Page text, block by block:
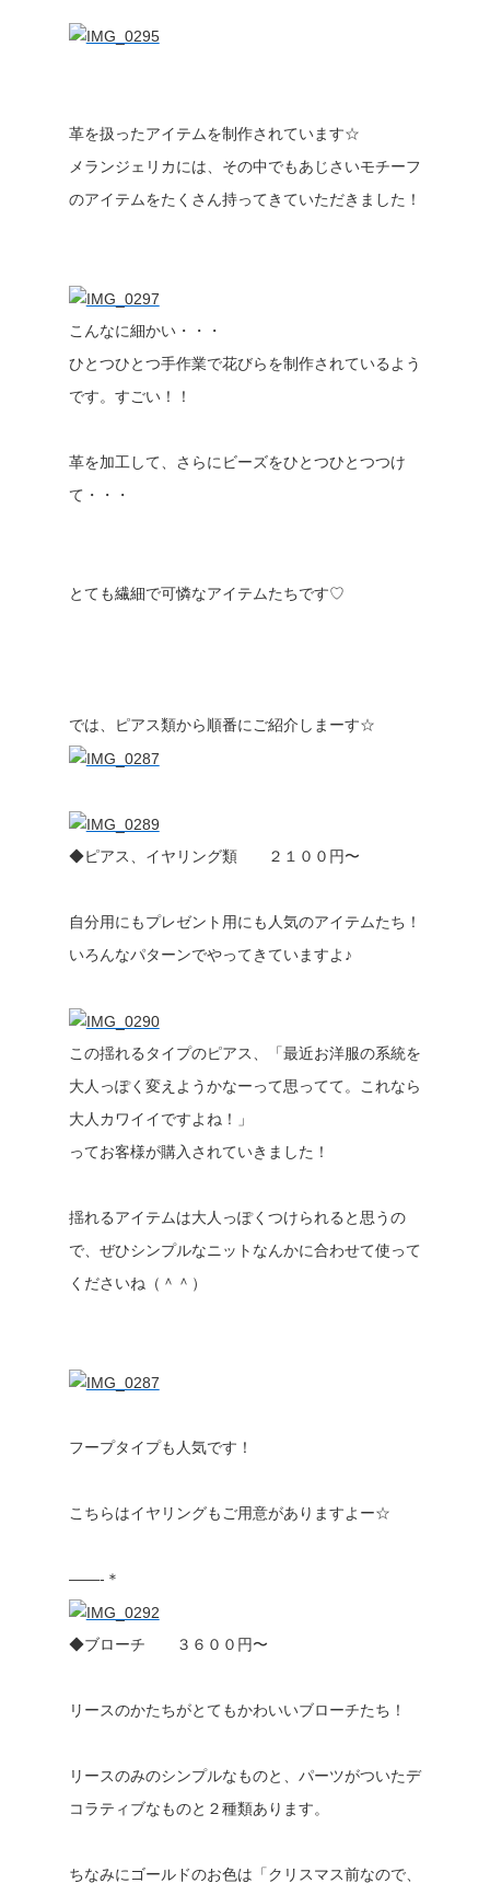
革を扱ったアイテムを制作されています☆
メランジェリカには、その中でもあじさいモチーフ
のアイテムをたくさん持ってきていただきました！
こんなに細かい・・・
ひとつひとつ手作業で花びらを制作されているよう
です。すごい！！
革を加工して、さらにビーズをひとつひとつつけ
て・・・
とても繊細で可憐なアイテムたちです♡
では、ピアス類から順番にご紹介しまーす☆
◆ピアス、イヤリング類 ２１００円〜
自分用にもプレゼント用にも人気のアイテムたち！
いろんなパターンでやってきていますよ♪
この揺れるタイプのピアス、「最近お洋服の系統を
大人っぽく変えようかなーって思ってて。これなら
大人カワイイですよね！」
ってお客様が購入されていきました！
揺れるアイテムは大人っぽくつけられると思うの
で、ぜひシンプルなニットなんかに合わせて使って
くださいね（＾＾）
フープタイプも人気です！
こちらはイヤリングもご用意がありますよー☆
——-＊
◆ブローチ ３６００円〜
リースのかたちがとてもかわいいブローチたち！
リースのみのシンプルなものと、パーツがついたデ
コラティブなものと２種類あります。
ちなみにゴールドのお色は「クリスマス前なので、